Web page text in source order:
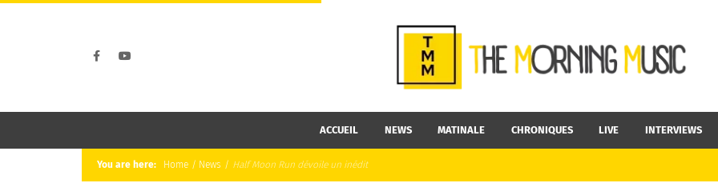
ACCUEIL NEWS MATINALE CHRONIQUES LIVE INTERVIEWS
You are here: Home / News / Half Moon Run dévoile un inédit